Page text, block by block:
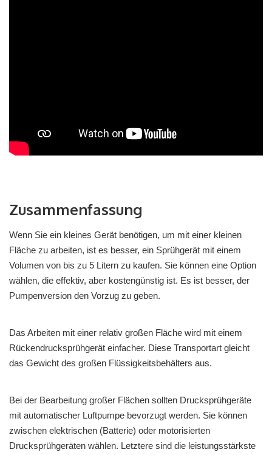
Zusammenfassung
Wenn Sie ein kleines Gerät benötigen, um mit einer kleinen
Fläche zu arbeiten, ist es besser, ein Sprühgerät mit einem
Volumen von bis zu 5 Litern zu kaufen. Sie können eine Option
wählen, die effektiv, aber kostengünstig ist. Es ist besser, der
Pumpenversion den Vorzug zu geben.
Das Arbeiten mit einer relativ großen Fläche wird mit einem
Rückendrucksprühgerät einfacher. Diese Transportart gleicht
das Gewicht des großen Flüssigkeitsbehälters aus.
Bei der Bearbeitung großer Flächen sollten Drucksprühgeräte
mit automatischer Luftpumpe bevorzugt werden. Sie können
zwischen elektrischen (Batterie) oder motorisierten
Drucksprühgeräten wählen. Letztere sind die leistungsstärkste